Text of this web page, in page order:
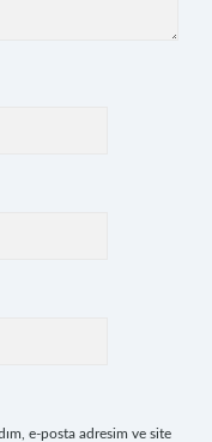
e-posta adresim ve site